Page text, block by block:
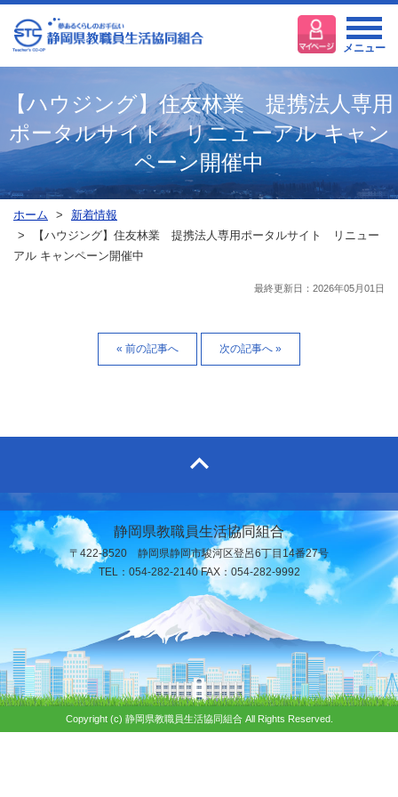
メニュー
【ハウジング】住友林業 提携法人専用
ポータルサイト リニューアル キャン
ペーン開催中
ホーム
新着情報
【ハウジング】住友林業 提携法人専用ポータルサイト リニュー
アル キャンペーン開催中
最終更新日：2026年05月01日
« 前の記事へ 次の記事へ »
静岡県教職員生活協同組合
〒422-8520 静岡県静岡市駿河区登呂6丁目14番27号
TEL：054-282-2140 FAX：054-282-9992
Copyright (c) 静岡県教職員生活協同組合 All Rights Reserved.